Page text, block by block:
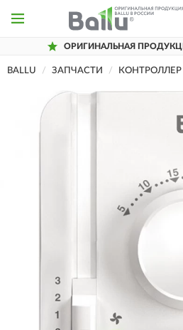
ОРИГИНАЛЬНАЯ
BALLU ЗАПЧАСТИ КОНТРОЛЛЕР